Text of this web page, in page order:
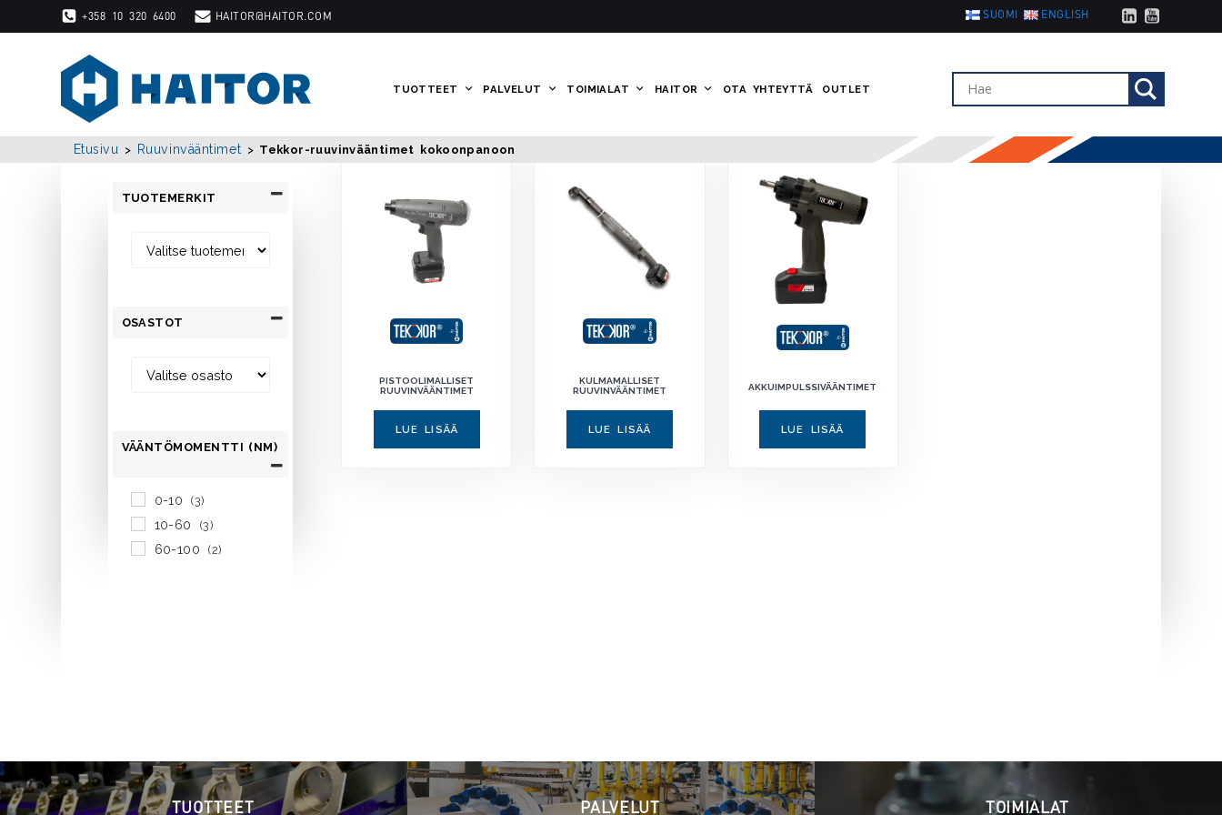
TEKKOR-RUUVINVÄÄNTIMET KOKOONPANOON
+358 10 320 6400 HAITOR@HAITOR.COM SUOMI ENGLISH
TUOTTEET PALVELUT TOIMIALAT HAITOR OTA YHTEYTTÄ OUTLET
Etusivu > Ruuvinvääntimet > Tekkor-ruuvinvääntimet kokoonpanoon
TUOTEMERKIT
OSASTOT
VÄÄNTÖMOMENTTI (NM)
0-10 (3)
10-60 (3)
60-100 (2)
PISTOOLIMALLISET
RUUVINVÄÄNTIMET
LUE LISÄÄ
KULMAMALLISET
RUUVINVÄÄNTIMET
LUE LISÄÄ
AKKUIMPULSSIVÄÄNTIMET
LUE LISÄÄ
TUOTTEET PALVELUT TOIMIALAT